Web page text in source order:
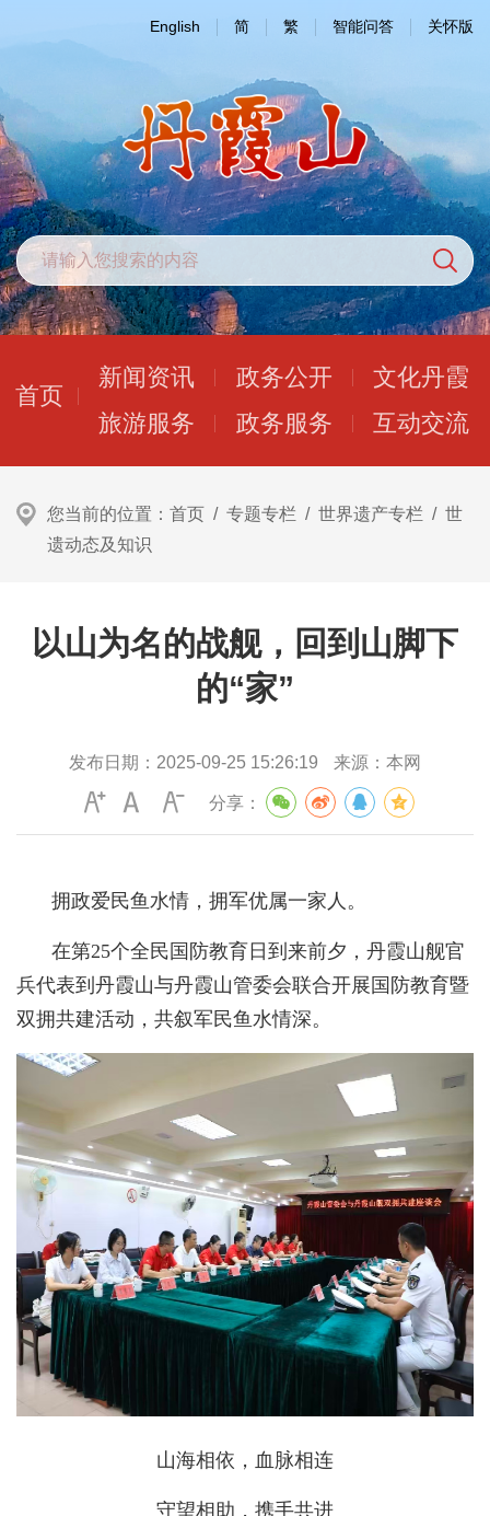
English 简 繁 智能问答 关怀版
首页
新闻资讯 政务公开
文化丹霞
旅游服务
政务服务 互动交流
您当前的位置： 首页 / 专题专栏 / 世界遗产专栏 / 世
遗动态及知识
以山为名的战舰，回到山脚下
的“家”
发布日期： 2025-09-25 15:26:19 来源： 本网
分享：
拥政爱民鱼水情，拥军优属一家人。
在第25个全民国防教育日到来前夕，丹霞山舰官
兵代表到丹霞山与丹霞山管委会联合开展国防教育暨
双拥共建活动，共叙军民鱼水情深。
山海相依，血脉相连
守望相助，携手共进